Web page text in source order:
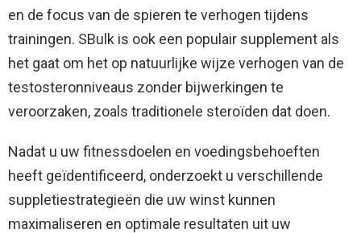
en de focus van de spieren te verhogen tijdens
trainingen. SBulk is ook een populair supplement als
het gaat om het op natuurlijke wijze verhogen van de
testosteronniveaus zonder bijwerkingen te
veroorzaken, zoals traditionele steroïden dat doen.
Nadat u uw fitnessdoelen en voedingsbehoeften
heeft geïdentificeerd, onderzoekt u verschillende
suppletiestrategieën die uw winst kunnen
maximaliseren en optimale resultaten uit uw